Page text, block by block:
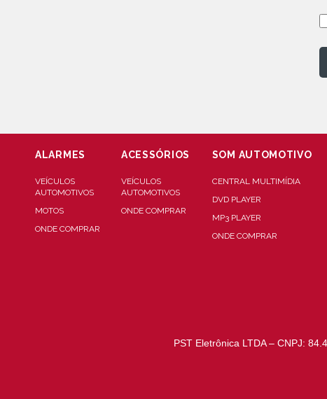
ALARMES
VEÍCULOS
AUTOMOTIVOS
MOTOS
ONDE COMPRAR
ACESSÓRIOS
VEÍCULOS
AUTOMOTIVOS
ONDE COMPRAR
SOM AUTOMOTIVO
CENTRAL MULTIMÍDIA
DVD PLAYER
MP3 PLAYER
ONDE COMPRAR
PST Eletrônica LTDA – CNPJ: